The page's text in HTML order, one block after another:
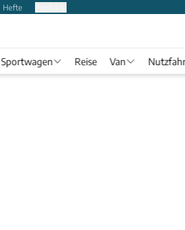
Hefte
Sportwagen Reise Van